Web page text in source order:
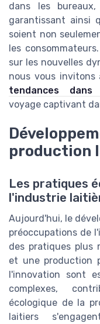
dans les
garantissant ainsi
soient non
les
sur les nouvelles
nous vous invitons
tendances dans
voyage captivant
production
Les pratiques
l'industrie
Aujourd'hui, le
préoccupations de
des pratiques plus
et une production
l'innovation sont
complexes,
écologique de la
laitiers